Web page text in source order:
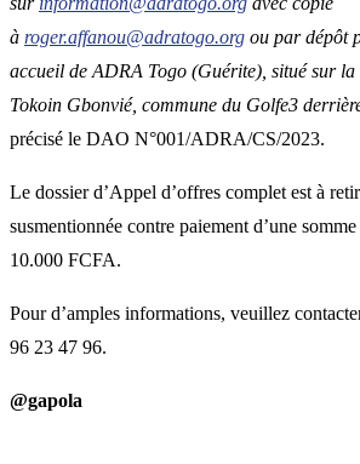
à roger.affanou@adratogo.org ou par dépôt
accueil de ADRA Togo (Guérite), situé sur
Tokoin Gbonvié, commune du Golfe3
précisé le DAO N°001/ADRA/CS/2023.
Le dossier d’Appel d’offres complet est à
susmentionnée contre paiement d’une
10.000 FCFA.
Pour d’amples informations, veuillez
96 23 47 96.
@gapola